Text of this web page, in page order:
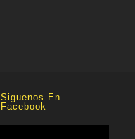
Siguenos En
Facebook